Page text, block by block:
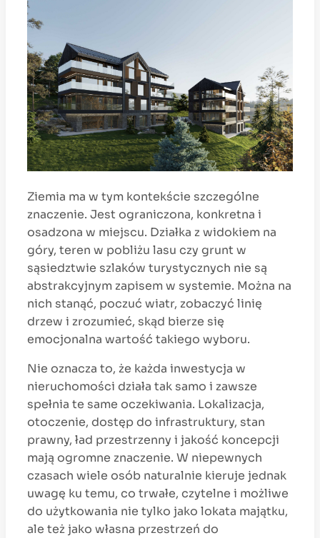
Ziemia ma w tym kontekście szczególne
znaczenie. Jest ograniczona, konkretna i
osadzona w miejscu. Działka z widokiem na
góry, teren w pobliżu lasu czy grunt w
sąsiedztwie szlaków turystycznych nie są
abstrakcyjnym zapisem w systemie. Można na
nich stanąć, poczuć wiatr, zobaczyć linię
drzew i zrozumieć, skąd bierze się
emocjonalna wartość takiego wyboru.
Nie oznacza to, że każda inwestycja w
nieruchomości działa tak samo i zawsze
spełnia te same oczekiwania. Lokalizacja,
otoczenie, dostęp do infrastruktury, stan
prawny, ład przestrzenny i jakość koncepcji
mają ogromne znaczenie. W niepewnych
czasach wiele osób naturalnie kieruje jednak
uwagę ku temu, co trwałe, czytelne i możliwe
do użytkowania nie tylko jako lokata majątku,
ale też jako własna przestrzeń do